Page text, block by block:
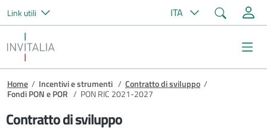
Salta al contenuto principale
Link utili ITA Cerca
Invitalia
Briciole di pane
Home / Incentivi e strumenti / Contratto di sviluppo /
Fondi PON e POR / PON RIC 2021-2027
Contratto di sviluppo